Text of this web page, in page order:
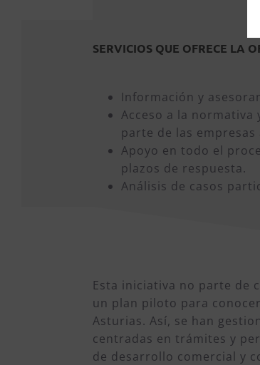
SERVICIOS QUE OFRECE LA
Información y
Acceso a la
parte de las
Apoyo en todo el
plazos de respuesta.
Análisis de casos
Esta iniciativa no parte de
un plan piloto para
Asturias. Así, se han
centradas en trámites y
de desarrollo comercial y